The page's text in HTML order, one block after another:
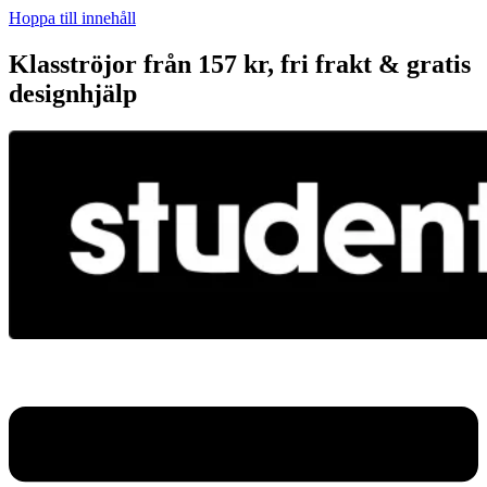
Hoppa till innehåll
Klasströjor från 157 kr, fri frakt & gratis
designhjälp